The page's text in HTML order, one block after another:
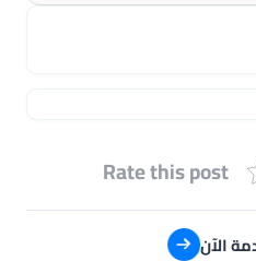
Rate this post
الآن